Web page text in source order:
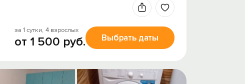
за 1 сутки, 4 взрослых
от 1 500 руб. Выбрать даты